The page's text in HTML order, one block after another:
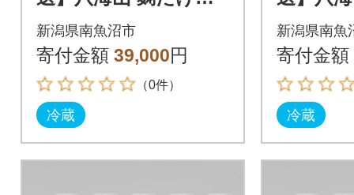
つくったあまさけ(41
0g×20本)
新潟県南魚沼市
寄付金額 39,000円
（0件）
冷蔵
つくっ
0g×20本
新潟県南魚
寄付金額
冷蔵